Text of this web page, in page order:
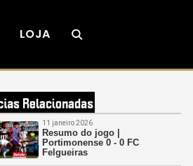
LOJA
11 janeiro 2026
Resumo do jogo |
Portimonense 0 - 0 FC
Felgueiras